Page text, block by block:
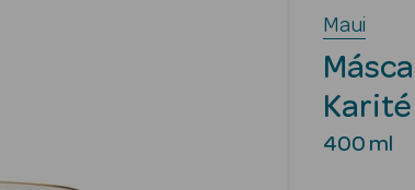
Maui
Karité
400 ml